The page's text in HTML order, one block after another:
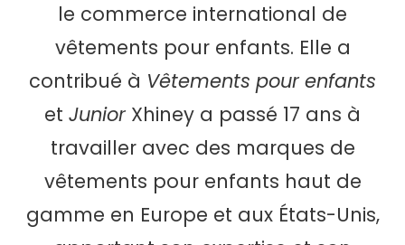
le commerce international de
vêtements pour enfants. Elle a
contribué à Vêtements pour enfants
et JuniorXhiney a passé 17 ans à
travailler avec des marques de
vêtements pour enfants haut de
gamme en Europe et aux États-Unis,